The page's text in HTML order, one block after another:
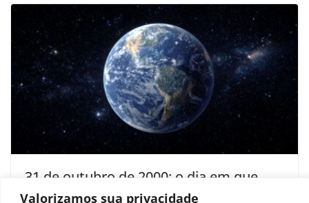
Valorizamos sua privacidade
31 de outubro de 2000: o dia em que
todos os humanos ainda estavam na